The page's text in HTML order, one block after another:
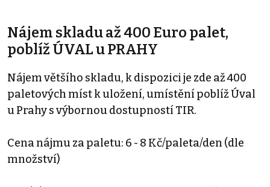
Nájem skladu až 400 Euro palet,
poblíž ÚVAL u PRAHY
Nájem většího skladu, k dispozici je zde až 400
paletových míst k uložení, umístění poblíž Úval
u Prahy s výbornou dostupností TIR.
Cena nájmu za paletu: 6 - 8 Kč/paleta/den (dle
množství)